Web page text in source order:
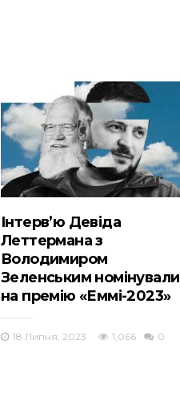
Інтерв’ю Девіда
Леттермана з
Володимиром
Зеленським номінували
на премію «Еммі-2023»
18 Липня, 2023 1,066 0